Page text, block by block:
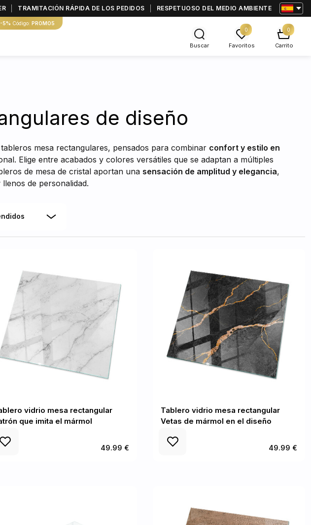
TRAMITACIÓN RÁPIDA DE LOS PEDIDOS RESPETUOSO DEL MEDIO AMBIENTE
-5% Código: PROMO5
Buscar
0
Favoritos
0
Carrito
de diseño
mesa rectangulares, pensados para combinar confort y estilo en
Elige entre acabados y colores versátiles que se adaptan a múltiples
de mesa de cristal aportan una sensación de amplitud y elegancia,
de personalidad.
vidrio mesa rectangular
que imita el mármol
49.99 €
Tablero vidrio mesa rectangular
Vetas de mármol en el diseño
49.99 €